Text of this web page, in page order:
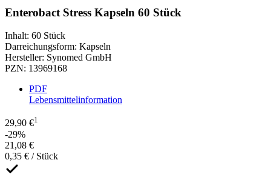
Enterobact Stress Kapseln 60 Stück
Inhalt: 60 Stück
Darreichungsform: Kapseln
Hersteller: Synomed GmbH
PZN: 13969168
PDF
Lebensmittelinformation
29,90 €1
-29%
21,08 €
0,35 € / Stück